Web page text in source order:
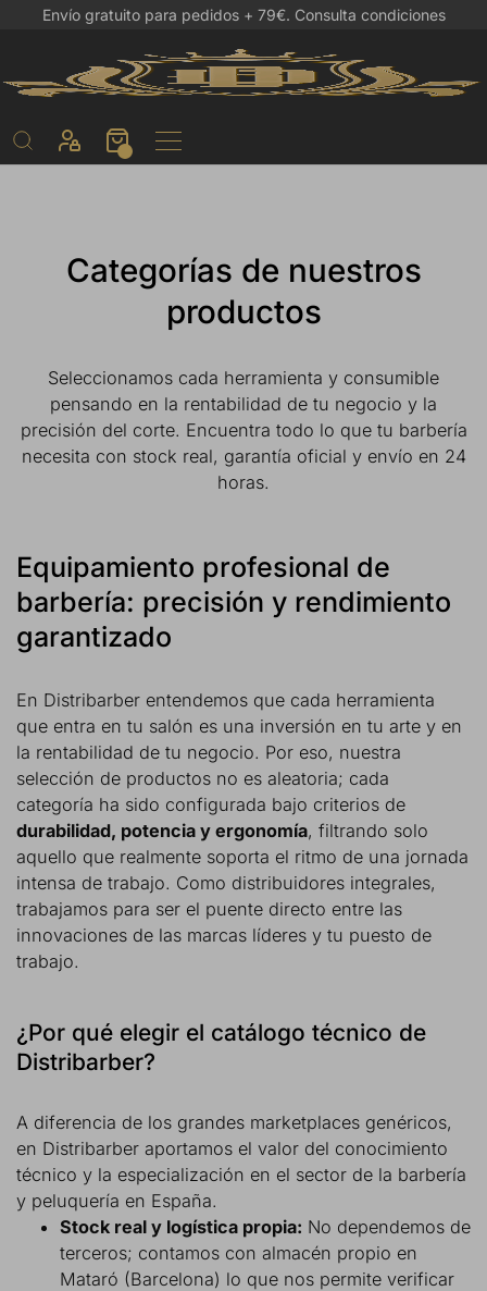
Envío gratuito para pedidos + 79€. Consulta condiciones
Categorías de nuestros
productos
Seleccionamos cada herramienta y consumible
pensando en la rentabilidad de tu negocio y la
precisión del corte. Encuentra todo lo que tu barbería
necesita con stock real, garantía oficial y envío en 24
horas.
Equipamiento profesional de
barbería: precisión y rendimiento
garantizado
En Distribarber entendemos que cada herramienta
que entra en tu salón es una inversión en tu arte y en
la rentabilidad de tu negocio. Por eso, nuestra
selección de productos no es aleatoria; cada
categoría ha sido configurada bajo criterios de
durabilidad, potencia y ergonomía, filtrando solo
aquello que realmente soporta el ritmo de una jornada
intensa de trabajo. Como distribuidores integrales,
trabajamos para ser el puente directo entre las
innovaciones de las marcas líderes y tu puesto de
trabajo.
¿Por qué elegir el catálogo técnico de
Distribarber?
A diferencia de los grandes marketplaces genéricos,
en Distribarber aportamos el valor del conocimiento
técnico y la especialización en el sector de la barbería
y peluquería en España.
Stock real y logística propia: No dependemos de
terceros; contamos con almacén propio en
Mataró (Barcelona) lo que nos permite verificar